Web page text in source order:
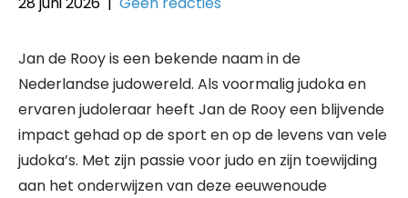
Jan de Rooy is een bekende naam in de
Nederlandse judowereld. Als voormalig judoka en
ervaren judoleraar heeft Jan de Rooy een blijvende
impact gehad op de sport en op de levens van vele
judoka’s. Met zijn passie voor judo en zijn toewijding
aan het onderwijzen van deze eeuwenoude